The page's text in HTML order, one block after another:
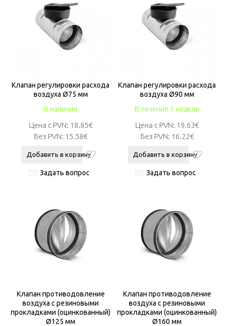
В наличии
Клапан регулировки расхода
воздуха Ø75 ​​мм
Цена с PVN: 18.85€
Без PVN: 15.58€
Добавить в корзину
Задать вопрос
В течение 1 недели
Клапан регулировки расхода
воздуха Ø90 ​​мм
Цена с PVN: 19.63€
Без PVN: 16.22€
Добавить в корзину
Задать вопрос
Клапан противодовление
воздуха с резиновыми
прокладками (оцинкованный)
Ø125 мм
Клапан противодовление
воздуха с резиновыми
прокладками (оцинкованный)
Ø160 мм